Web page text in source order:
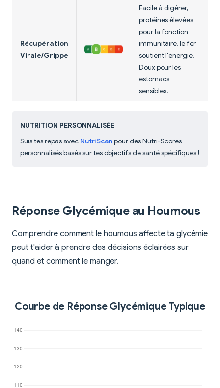
Récupération
Virale/Grippe
Facile à digérer,
protéines élevées
pour la fonction
immunitaire, le fer
soutient l'énergie.
Doux pour les
estomacs
sensibles.
NUTRITION PERSONNALISÉE
Suis tes repas avec NutriScanpour des Nutri-Scores
personnalisés basés sur tes objectifs de santé spécifiques !
Réponse Glycémique au Houmous
Comprendre comment le houmous affecte ta glycémie
peut t'aider à prendre des décisions éclairées sur
quand et comment le manger.
Courbe de Réponse Glycémique Typique